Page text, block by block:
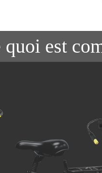
quoi est